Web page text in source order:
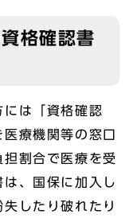
格確認書
は「資格確認
療機関等の窓口
割合で医療を受
、国保に加入し
したり破れたり